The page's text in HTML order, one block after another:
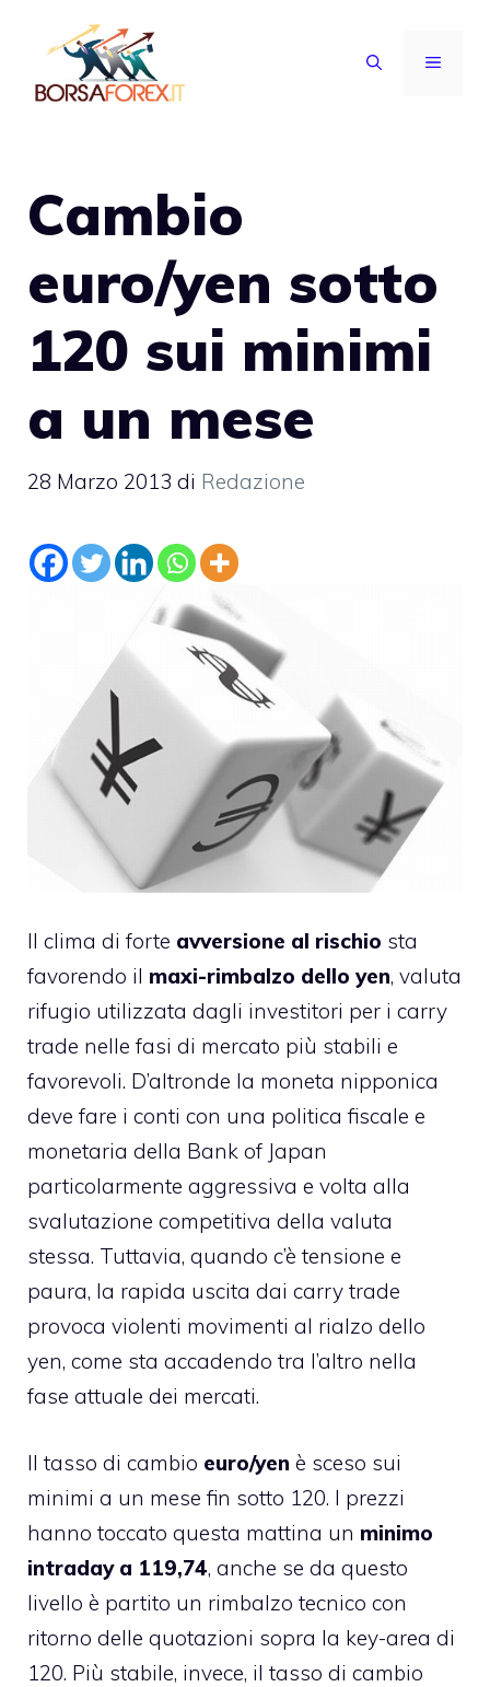
contenuto
MENU
Cambio
euro/yen sotto
120 sui minimi
a un mese
28 Marzo 2013 di Redazione
Il clima di forte avversione al rischio sta
favorendo il maxi-rimbalzo dello yen, valuta
rifugio utilizzata dagli investitori per i carry
trade nelle fasi di mercato più stabili e
favorevoli. D’altronde la moneta nipponica
deve fare i conti con una politica fiscale e
monetaria della Bank of Japan
particolarmente aggressiva e volta alla
svalutazione competitiva della valuta
stessa. Tuttavia, quando c’è tensione e
paura, la rapida uscita dai carry trade
provoca violenti movimenti al rialzo dello
yen, come sta accadendo tra l’altro nella
fase attuale dei mercati.
Il tasso di cambio euro/yen è sceso sui
minimi a un mese fin sotto 120. I prezzi
hanno toccato questa mattina un minimo
intraday a 119,74, anche se da questo
livello è partito un rimbalzo tecnico con
ritorno delle quotazioni sopra la key-area di
120. Più stabile, invece, il tasso di cambio